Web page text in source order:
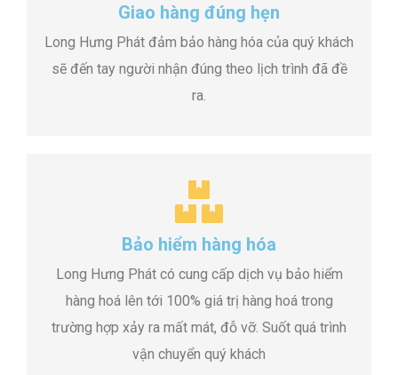
Giao hàng đúng hẹn
Long Hưng Phát đảm bảo hàng hóa của quý khách
sẽ đến tay người nhận đúng theo lịch trình đã đề
ra.
Bảo hiểm hàng hóa
Long Hưng Phát có cung cấp dịch vụ bảo hiểm
hàng hoá lên tới 100% giá trị hàng hoá trong
trường hợp xảy ra mất mát, đỗ vỡ. Suốt quá trình
vận chuyển quý khách